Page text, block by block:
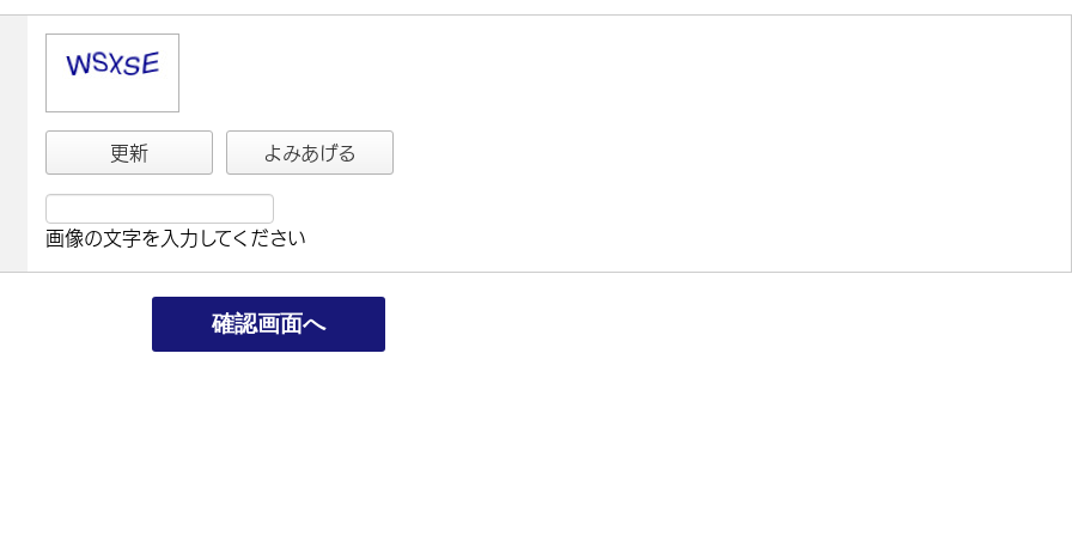
更新 よみあげる
画像の文字を入力してください